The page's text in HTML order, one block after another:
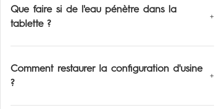
Que faire si de l'eau pénètre dans la
tablette ?
Comment restaurer la configuration d'usine
?